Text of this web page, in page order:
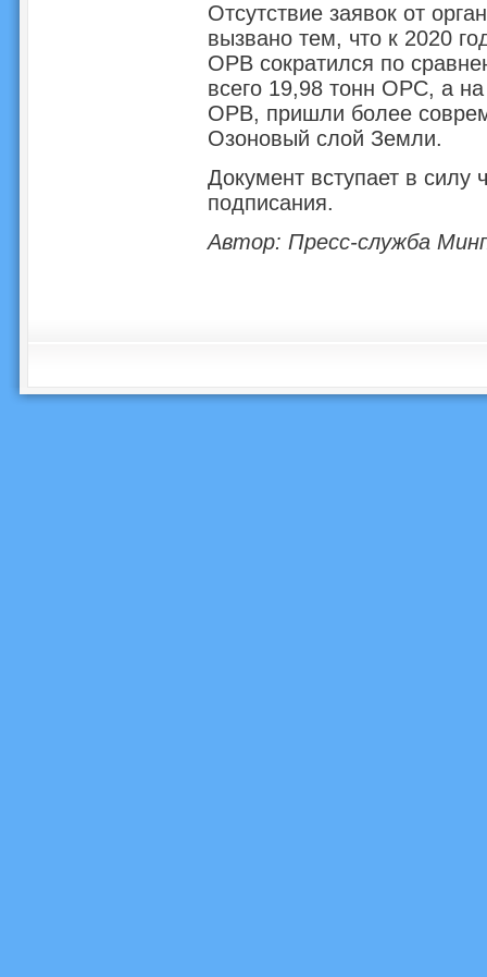
Отсутствие заявок от
вызвано тем, что к 2020
ОРВ сократился по
всего 19,98 тонн ОРС, а
ОРВ, пришли более
Озоновый слой Земли.
Документ вступает в силу
подписания.
Автор: Пресс-служба